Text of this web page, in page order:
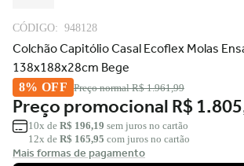
CÓDIGO: 948128
Colchão Capitólio Casal Ecoflex Molas
138x188x28cm Bege
8% OFF Preço normalR$ 1.961,99
Preço promocionalR$
10x de R$ 196,19 sem juros no cartão
12x de R$ 165,95 com juros no cartão
Mais formas de pagamento